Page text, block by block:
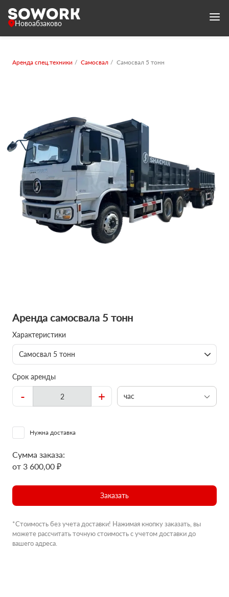
Новоабзаково
Аренда спец.техники Самосвал Самосвал 5 тонн
Аренда самосвала 5 тонн
Характеристики
Самосвал 5 тонн
Срок аренды
- + час
Нужна доставка
Сумма заказа:
от 3 600,00 ₽
Заказать
*Стоимость без учета доставки! Нажимая кнопку заказать, вы
можете рассчитать точную стоимость с учетом доставки до
вашего адреса.